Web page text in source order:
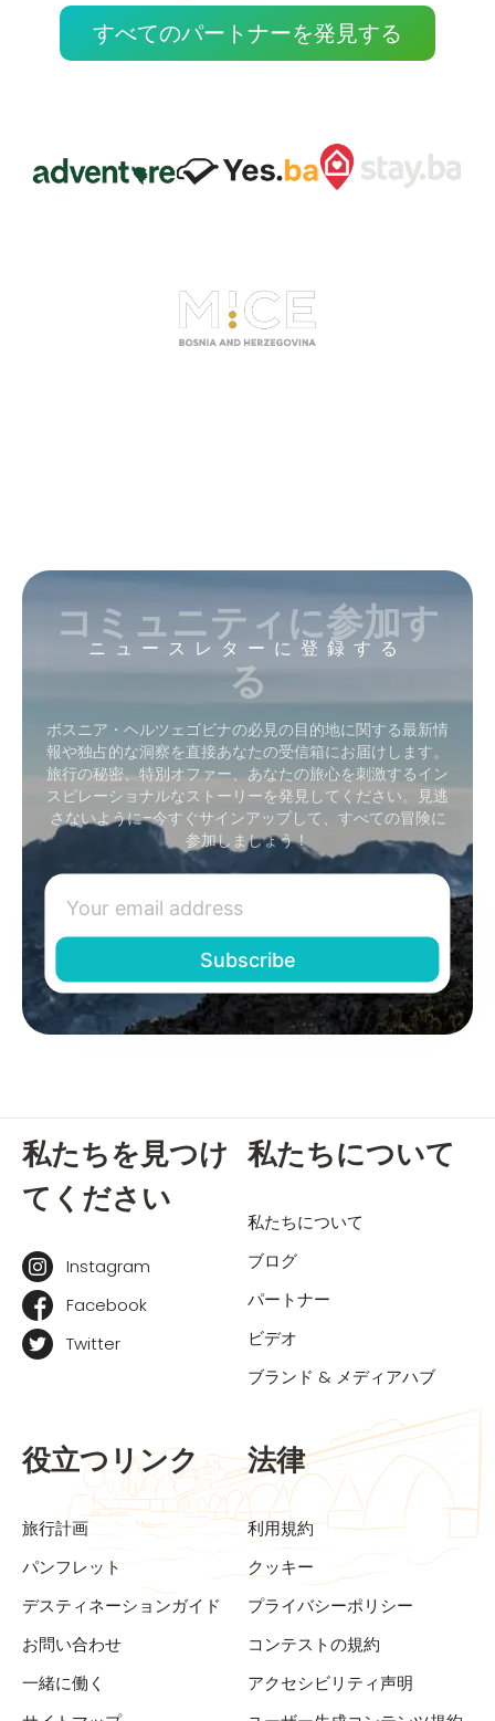
すべてのパートナーを発見する
ニュースレターに登録する
コミュニティに参加す
る
ボスニア・ヘルツェゴビナの必見の目的地に関する最新情
報や独占的な洞察を直接あなたの受信箱にお届けします。
旅行の秘密、特別オファー、あなたの旅心を刺激するイン
スピレーショナルなストーリーを発見してください。見逃
さないように–今すぐサインアップして、すべての冒険に
参加しましょう！
私たちを見つけ
てください
Instagram
Facebook
Twitter
私たちについて
私たちについて
ブログ
パートナー
ビデオ
ブランド & メディアハブ
役立つリンク
旅行計画
パンフレット
デスティネーションガイド
お問い合わせ
一緒に働く
法律
利用規約
クッキー
プライバシーポリシー
コンテストの規約
アクセシビリティ声明